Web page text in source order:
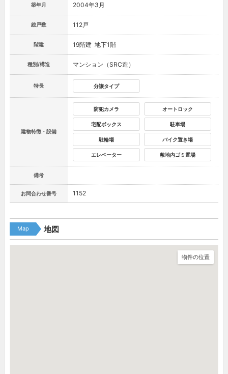
築年月 2004年3月
総戸数 112戸
階建 19階建 地下1階
種別/構造 マンション（SRC造）
特長 分譲タイプ
建物特徴・設備
防犯カメラ オートロック
宅配ボックス 駐車場
駐輪場 バイク置き場
エレベーター 敷地内ゴミ置場
備考
お問合わせ番号 1152
Map 地図
物件の位置